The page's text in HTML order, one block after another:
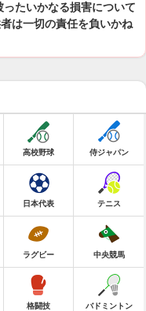
たいかなる損害について
は一切の責任を負いかね
高校野球 侍ジャパン
日本代表 テニス
ラグビー 中央競馬
格闘技 バドミントン